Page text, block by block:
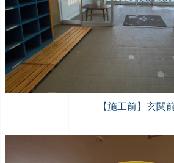
【施工前】玄関